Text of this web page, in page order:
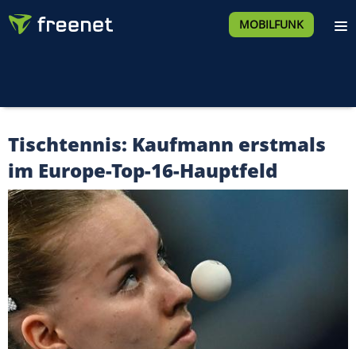
MOBILFUNK
Tischtennis: Kaufmann erstmals
im Europe-Top-16-Hauptfeld